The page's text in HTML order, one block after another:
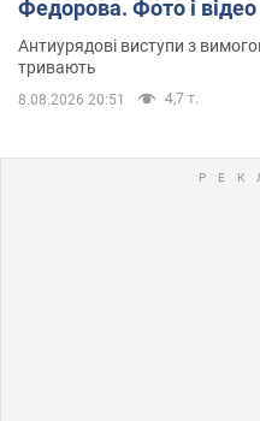
Федорова. Фото і відео
Антиурядові виступи з
тривають
8.08.2026 20:51 4,7 т.